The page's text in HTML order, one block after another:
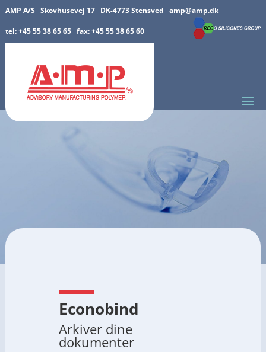
AMP A/S Skovhusevej 17 DK-4773 Stensved amp@amp.dk
tel: +45 55 38 65 65 fax: +45 55 38 65 60
Econobind
Arkiver dine
dokumenter